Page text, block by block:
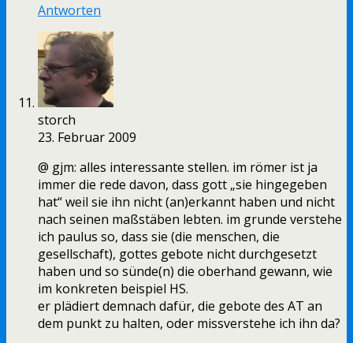
Antworten
storch
23. Februar 2009
@ gjm: alles interessante stellen. im römer ist ja
immer die rede davon, dass gott „sie hingegeben
hat“ weil sie ihn nicht (an)erkannt haben und nicht
nach seinen maßstäben lebten. im grunde verstehe
ich paulus so, dass sie (die menschen, die
gesellschaft), gottes gebote nicht durchgesetzt
haben und so sünde(n) die oberhand gewann, wie
im konkreten beispiel HS.
er plädiert demnach dafür, die gebote des AT an
dem punkt zu halten, oder missverstehe ich ihn da?